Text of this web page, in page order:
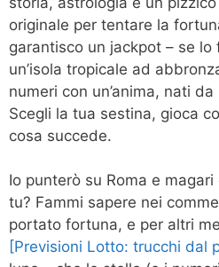
originale per tentare la
garantisco un jackpot – se lo
un’isola tropicale ad
numeri con un’anima, nati
Scegli la tua sestina, gioca
cosa succede.
Io punterò su Roma e
tu? Fammi sapere nei
portato fortuna, e per altri
[Previsioni Lotto: trucchi dal